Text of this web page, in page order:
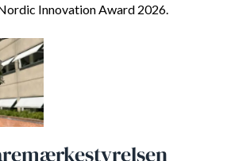
Innovation Award 2026.